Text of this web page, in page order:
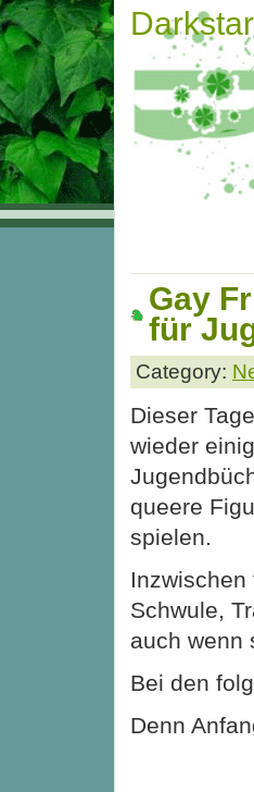
Gay
für
Category:
Dieser
wieder
queere
spielen.
Inzwischen
Schwule,
auch wenn
Bei den
Denn